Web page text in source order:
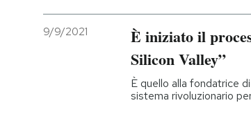
9/9/2021
È iniziato il
Silicon Valley”
È quello alla fondatrice
sistema rivoluzionario